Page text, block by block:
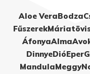
Aloe VeraBodza
Fűszerek
ÁfonyaAlma
DinnyeDióEper
MandulaMeggy